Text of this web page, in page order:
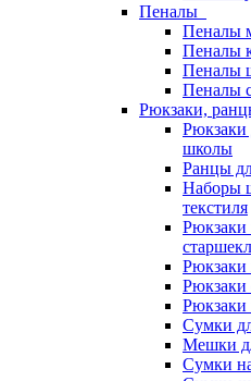
Пеналы
Пеналы
Пеналы
Пеналы
Пеналы
Рюкзаки,
Рюкзаки
школы
Ранцы
Наборы
текстиля
Рюкзаки
Рюкзаки
Рюкзаки
Рюкзаки
Сумки
Мешки
Сумки